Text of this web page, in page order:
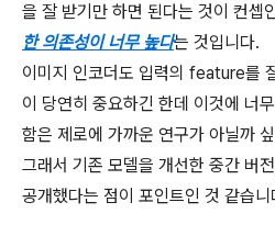
을 잘 받기만 하면 된다는 것이 컨셉
한 의존성이 너무 높다는 것입니다.
이미지 인코더도 입력의 feature를
이 당연히 중요하긴 한데 이것에 너
함은 제로에 가까운 연구가 아닐까
그래서 기존 모델을 개선한 중간 버
공개했다는 점이 포인트인 것 같습니